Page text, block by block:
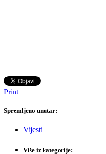
Print
Spremljeno unutar:
Vijesti
Više iz kategorije: